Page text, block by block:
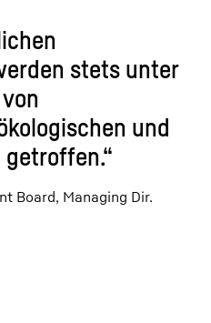
stets unter
und
Board, Managing Dir.